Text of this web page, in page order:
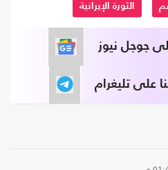
الثورة الإيرانية
على جوجل نيوز
على تليغرام